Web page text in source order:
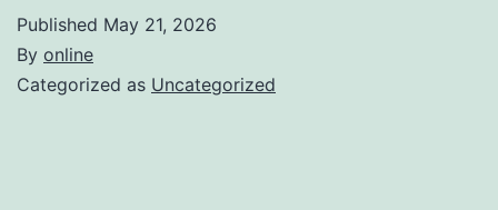
Published May 21, 2026
By online
Categorized as Uncategorized